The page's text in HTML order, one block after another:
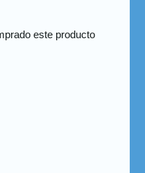
este producto